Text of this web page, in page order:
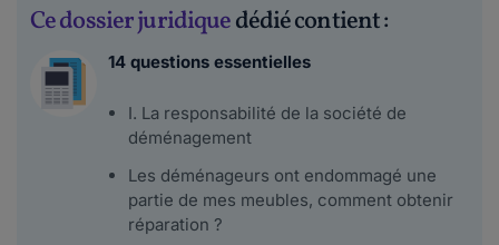
Ce dossier juridiquedédié contient :
14 questions essentielles
I. La responsabilité de la société de
déménagement
Les déménageurs ont endommagé une
partie de mes meubles, comment obtenir
réparation ?